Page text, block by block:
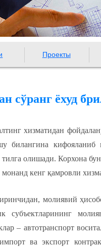
Проекты
сўранг ёхуд
хизматидан
кифояланиб
олишади. Корхона
монанд кенг қамровли
молиявий
субъектларининг
– автотранспорт
ва экспорт